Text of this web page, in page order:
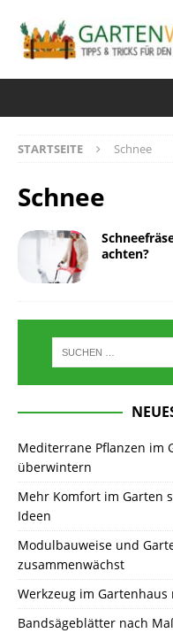
STARTSEITE Schnee
Schnee
achten?
Mediterrane Pflanzen im
überwintern
Mehr Komfort im Garten
Ideen
Modulbauweise und
zusammenwächst
Werkzeug im
Bandsägeblätter nach